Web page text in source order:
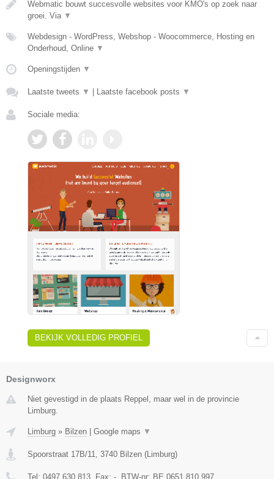
Webmatic bouwt succesvolle websites voor KMO's op zoek naar
groei. Via ▼
Webdesign - WordPress, Webshop - Woocommerce, Hosting en
Onderhoud, Online ▼
Openingstijden ▼
Laatste tweets ▼ Laatste facebook posts ▼
Sociale media:
BEKIJK VOLLEDIG PROFIEL
Designworx
Niet gevestigd in de plaats Reppel, maar wel in de provincie
Limburg.
Limburg » Bilzen Google maps ▼
Spoorstraat 17B/11, 3740 Bilzen (Limburg)
Tel: 0497 630 813, Fax: -, BTW-nr: BE 0651 810 997